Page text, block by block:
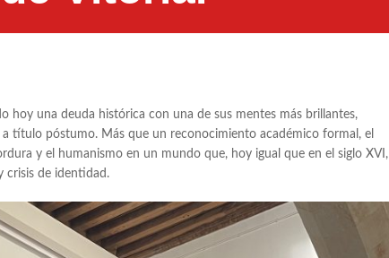
hoy una deuda histórica con una de sus mentes más brillantes,
a título póstumo. Más que un reconocimiento académico formal, el
y el humanismo en un mundo que, hoy igual que en el siglo XVI,
crisis de identidad.